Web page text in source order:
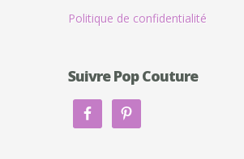
Politique de confidentialité
Suivre Pop Couture